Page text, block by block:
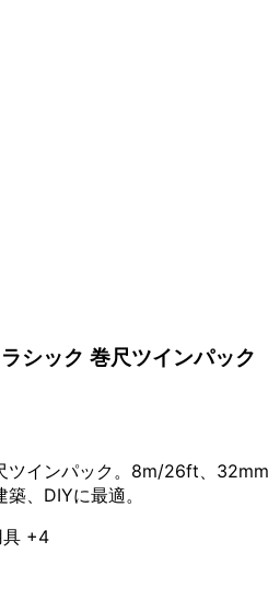
シック 巻尺ツインパック
ツインパック。8m/26ft、32mm
、DIYに最適。
+4